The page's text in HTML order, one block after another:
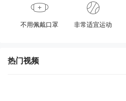
不用佩戴口罩 非常适宜运动
热门视频